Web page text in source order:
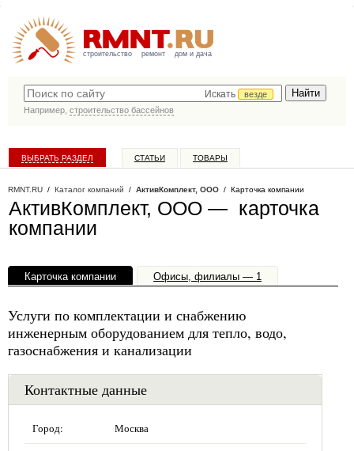
строительство ремонт дом и дача
Искать
везде
Например, строительство бассейнов
ВЫБРАТЬ РАЗДЕЛ СТАТЬИ ТОВАРЫ
RMNT.RU / Каталог компаний / АктивКомплект, ООО / Карточка компании
АктивКомплект, ООО — карточка
компании
Карточка компании Офисы, филиалы — 1
Услуги по комплектации и снабжению
инженерным оборудованием для тепло, водо,
газоснабжения и канализации
Контактные данные
Город: Москва